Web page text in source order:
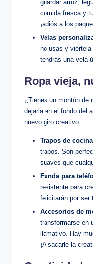
guardar arroz,
comida fresca y
¡adiós a los
Velas
no usas y
tendrás una vela
Ropa vieja,
¿Tienes un montón de
dejarla en el fondo del
nuevo giro creativo:
Trapos de
trapos. Son
suaves que
Funda para
resistente para
felicitarán por ser
Accesorios de
transformarse en
llamativo. Hay
¡A sacarle la